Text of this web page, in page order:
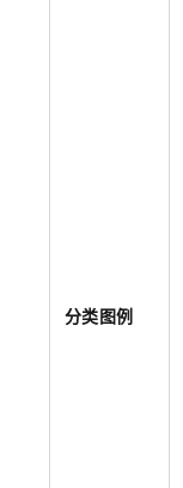
分类图例